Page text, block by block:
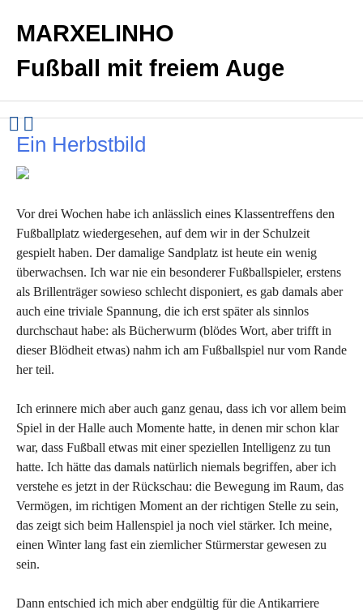
MARXELINHO
Fußball mit freiem Auge
Ein Herbstbild
Vor drei Wochen habe ich anlässlich eines Klassentreffens den
Fußballplatz wiedergesehen, auf dem wir in der Schulzeit
gespielt haben. Der damalige Sandplatz ist heute ein wenig
überwachsen. Ich war nie ein besonderer Fußballspieler, erstens
als Brillenträger sowieso schlecht disponiert, es gab damals aber
auch eine triviale Spannung, die ich erst später als sinnlos
durchschaut habe: als Bücherwurm (blödes Wort, aber trifft in
dieser Blödheit etwas) nahm ich am Fußballspiel nur vom Rande
her teil.
Ich erinnere mich aber auch ganz genau, dass ich vor allem beim
Spiel in der Halle auch Momente hatte, in denen mir schon klar
war, dass Fußball etwas mit einer speziellen Intelligenz zu tun
hatte. Ich hätte das damals natürlich niemals begriffen, aber ich
verstehe es jetzt in der Rückschau: die Bewegung im Raum, das
Vermögen, im richtigen Moment an der richtigen Stelle zu sein,
das zeigt sich beim Hallenspiel ja noch viel stärker. Ich meine,
einen Winter lang fast ein ziemlicher Stürmerstar gewesen zu
sein.
Dann entschied ich mich aber endgültig für die Antikarriere